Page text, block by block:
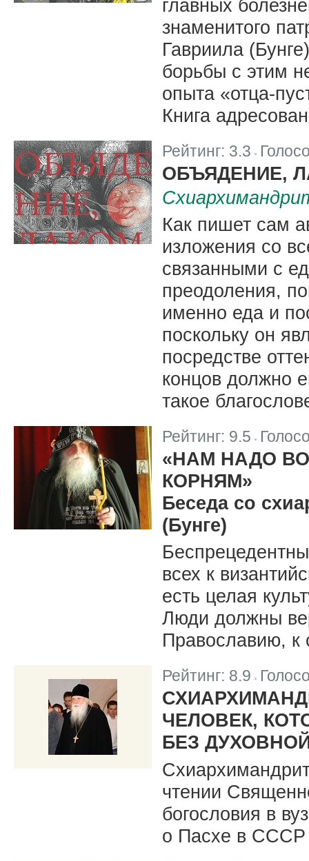
главных
знаменитого
Гавриила
борьбы с этим
опыта «отца-
Книга
Рейтинг: 3.3
ОБЪЯДЕНИЕ,
Как пишет сам
изложения со
связанными с
преодоления,
именно еда и
поскольку он
посредстве
концов должно
такое
Рейтинг: 9.5
«НАМ НАДО
КОРНЯМ»
Беседа со
(Бунге)
всех к
есть целая
Люди должны
Православию, к
Рейтинг: 8.9
ЧЕЛОВЕК,
БЕЗ
чтении
богословия в
о Пасхе в СССР